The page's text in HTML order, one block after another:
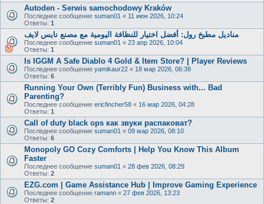
Autoden - Serwis samochodowy Kraków
Последнее сообщение suman01 « 11 июн 2026, 10:24
Ответы: 1
مناديل مطبخ رول: أفضل اختيار للنظافة اليومية مع مصنع نايس لايف
Последнее сообщение suman01 « 23 апр 2026, 10:04
Ответы: 1
Is IGGM A Safe Diablo 4 Gold & Item Store? | Player Reviews
Последнее сообщение yamikaur22 « 18 мар 2026, 06:38
Ответы: 6
Running Your Own (Terribly Fun) Business with... Bad
Parenting?
Последнее сообщение ericfincher58 « 16 мар 2026, 04:28
Ответы: 1
Call of duty black ops как звуки распаковат?
Последнее сообщение suman01 « 09 мар 2026, 08:10
Ответы: 6
Monopoly GO Cozy Comforts | Help You Know This Album
Faster
Последнее сообщение suman01 « 28 фев 2026, 08:29
Ответы: 2
EZG.com | Game Assistance Hub | Improve Gaming Experience
Последнее сообщение ramann « 27 фев 2026, 13:23
Ответы: 2